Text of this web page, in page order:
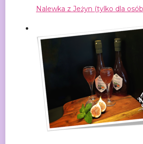
Nalewka z Jeżyn (tylko dla